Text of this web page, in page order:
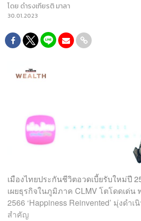
โดย ดำรงเกียรติ มาลา
30.01.2023
เมืองไทยประกันชีวิตอวดเบี้ยรับใหม่ปี
เผยธุรกิจในภูมิภาค CLMV โตโดดเด่น
2566 ‘Happiness Reinvented’ มุ่งดำ
สำคัญ